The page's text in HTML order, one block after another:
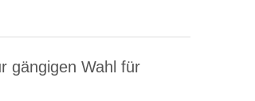
gängigen Wahl für